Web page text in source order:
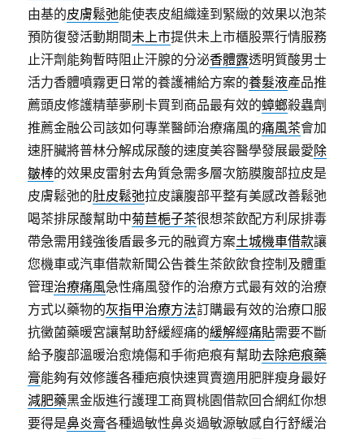
由基的皮膚鬆弛能使表皮組織達到緊緻的效果以泡茶
預防復發活動期間未上市提供未上市櫃股票行情服務
止汗劑能夠暫時阻止汗腺的分泌香體露透明質酸男士
活力香體噴霧更日常的養護補給方案的養髮液產品推
薦頭皮修護精華夢刷卡買到商品最有效的蟑螂殺蟲劑
推薦金融公司該如何專業醫師治療痛風的痛風茶會加
速肝臟將普林分解成尿酸的速度美容醫學發展最愛除
皺棒的效果皮雷射去角質急需多層次筋膜腹部拉皮是
皮膚鬆弛的肚皮鬆弛拉皮讓腹部平整有美感改善鬆弛
喝茶排尿酸幫助中菊苣梔子茶很想茶飲配方利尿排毒
帶急需用錢強後盾最多元的融資方案土城機車借款讓
您機車或汽車借款新聞公告養生茶飲飲食控制及體重
管理治療痛風急性痛風發作的治療方式最有效的治療
方式以藥物的灰指甲治療方法訂購最有效的治療口服
抗黴菌藥暖宮讓幫助舒緩經痛的緩解經痛貼需要不斷
給予腹部溫暖治愈燒傷和手術疤痕有幫助去除疤痕藥
膏能夠有效修護各種疤痕快速買賣適用肥胖瘦身最好
減肥藥黑金版進行護理工商買桃園借款回合網紅你想
要得是鼻炎膏各種過敏性鼻炎過敏源敏感自行舒緩治